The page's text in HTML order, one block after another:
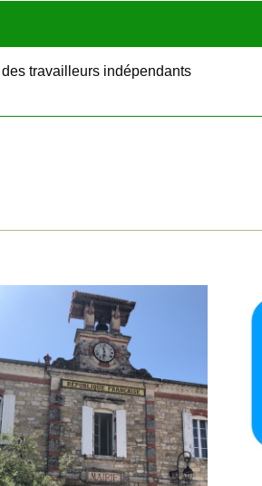
travailleurs indépendants